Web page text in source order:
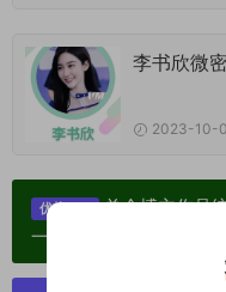
李书欣微
2023-10-
优势：
单个博主作品
一归档方便收藏！